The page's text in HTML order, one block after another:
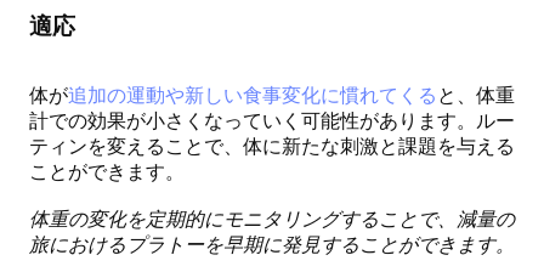
適応
体が追加の運動や新しい食事変化に慣れてくる と、体重
計での効果が小さくなっていく可能性があります。ルー
ティンを変えることで、体に新たな刺激と課題を与える
ことができます。
体重の変化を定期的にモニタリングすることで、減量の
旅におけるプラトーを早期に発見することができます。